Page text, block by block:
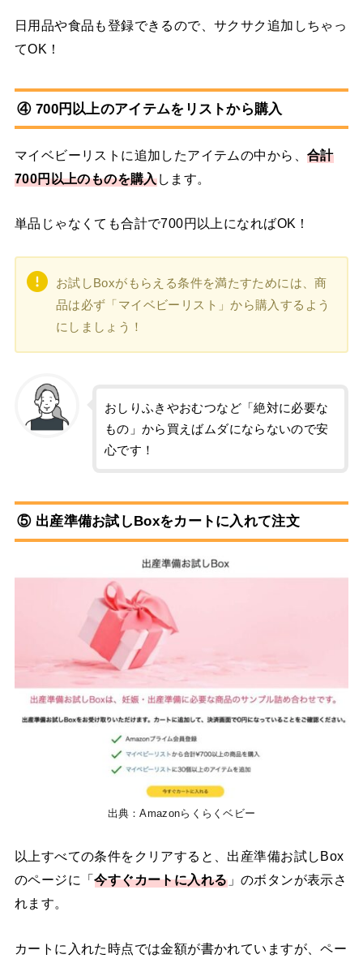
日用品や食品も登録できるので、サクサク追加しちゃっ
てOK！
④ 700円以上のアイテムをリストから購入
マイベビーリストに追加したアイテムの中から、 合計
700円以上のものを購入します。
単品じゃなくても合計で700円以上になればOK！
お試しBoxがもらえる条件を満たすためには、商
品は必ず「マイベビーリスト」から購入するよう
にしましょう！
おしりふきやおむつなど「絶対に必要な
もの」から買えばムダにならないので安
心です！
⑤ 出産準備お試しBoxをカートに入れて注文
出典：Amazonらくらくベビー
以上すべての条件をクリアすると、出産準備お試しBox
のページに「今すぐカートに入れる」のボタンが表示さ
れます。
カートに入れた時点では金額が書かれていますが、ペー